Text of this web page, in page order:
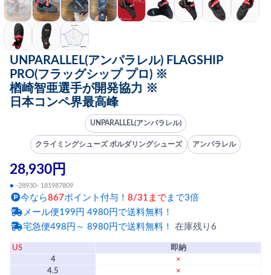
UNPARALLEL(アンパラレル) FLAGSHIP
PRO(フラッグシップ プロ) ※
楢崎智亜選手が開発協力 ※
日本コンペ界最高峰
UNPARALLEL(アンパラレル)
クライミングシューズ ボルダリングシューズ アンパラレル
28,930円
● -28930- 181987809
今なら867ポイント付与！ 8/31まで まで3倍
メール便199円 4980円で送料無料！
宅急便498円～ 8980円で送料無料！ 在庫残り6
US
即納
4
×
4.5
×